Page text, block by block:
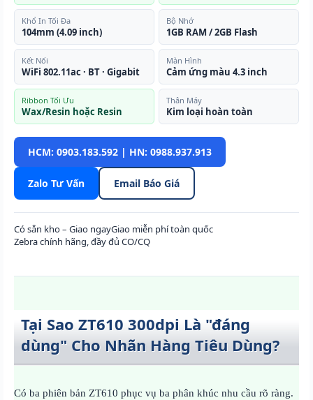
Khổ In Tối Đa
104mm (4.09 inch)
Bộ Nhớ
1GB RAM / 2GB Flash
Kết Nối
WiFi 802.11ac · BT · Gigabit
Màn Hình
Cảm ứng màu 4.3 inch
Ribbon Tối Ưu
Wax/Resin hoặc Resin
Thân Máy
Kim loại hoàn toàn
HCM: 0903.183.592 | HN: 0988.937.913
Zalo Tư Vấn Email Báo Giá
Có sẵn kho – Giao ngayGiao miễn phí toàn quốc
Zebra chính hãng, đầy đủ CO/CQ
Tại Sao ZT610 300dpi Là "đáng
dùng" Cho Nhãn Hàng Tiêu Dùng?
Có ba phiên bản ZT610 phục vụ ba phân khúc nhu cầu rõ ràng.